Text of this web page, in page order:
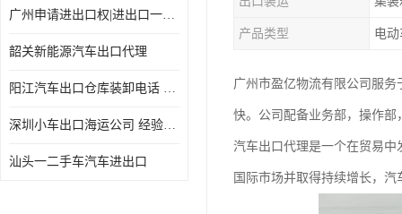
广州申请进出口权|进出口一站式
韶关新能源汽车出口代理
阳江汽车出口仓库装卸电话 经验丰富
深圳小车出口海运公司 经验丰富
汕头一二手车汽车进出口
产品类型 电
广州市盈亿物流有限公司服
快。公司配备业务部，操作
汽车出口代理是一个在贸易
国际市场并取得持续增长，